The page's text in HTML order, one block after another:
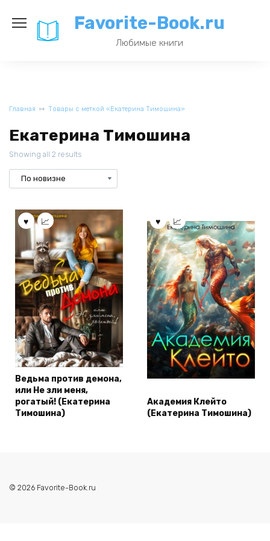
содержанию
Favorite-Book.ru
Любимые книги
Главная Товары с меткой «Екатерина Тимошина»
Екатерина Тимошина
Showing all 2 results
Ведьма против демона,
или Не зли меня,
рогатый! (Екатерина
Тимошина)
Академия Клейто
(Екатерина Тимошина)
© 2026 Favorite-Book.ru